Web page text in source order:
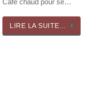
LIRE LA SUITE…